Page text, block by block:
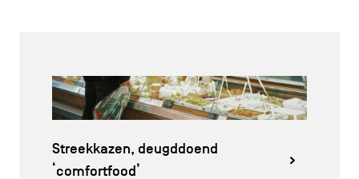
Streekkazen, deugddoend
‘comfortfood’